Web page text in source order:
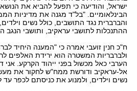
ישראל, והודיעה כי תפעל להביא את
הבינלאומיים. "בל"ד מגנה את מדיניות
והברברית נגד התושבים, כולל נשים
ההתנכלות לתושבי עראקיב, ותושבי הנגב
ח"כ חנין זועבי אמרה כי "המענה היחיד
ולברבריות המשטרה הוא ירידת האלפים
הערבי כאל מכשול בפני ייהוד הקרקע. אני
אל-עראקיב ודורשת ממח"ש לחקור את
נשים וילדים, ולמנוע את כניסתם לכפר עד